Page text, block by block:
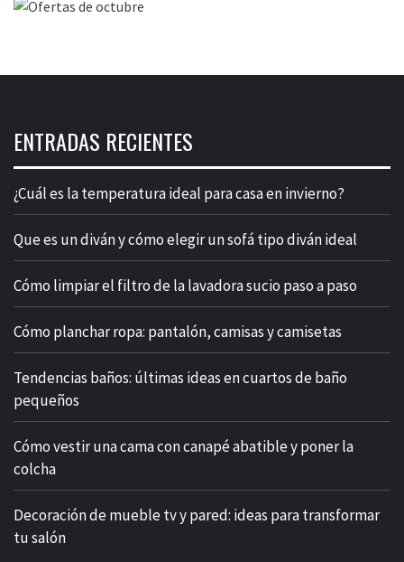
ENTRADAS RECIENTES
¿Cuál es la temperatura ideal para casa en invierno?
Que es un diván y cómo elegir un sofá tipo diván ideal
Cómo limpiar el filtro de la lavadora sucio paso a paso
Cómo planchar ropa: pantalón, camisas y camisetas
Tendencias baños: últimas ideas en cuartos de baño
pequeños
Cómo vestir una cama con canapé abatible y poner la
colcha
Decoración de mueble tv y pared: ideas para transformar
tu salón